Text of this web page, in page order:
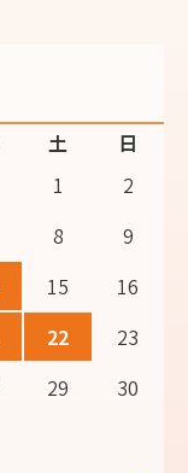
土
日
1
2
8
9
15
16
22
23
29
30